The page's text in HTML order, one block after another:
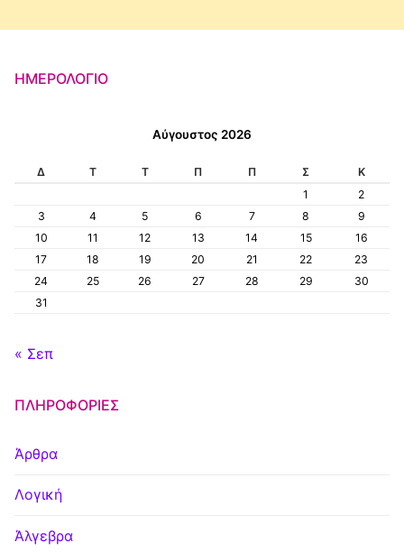
ΗΜΕΡΟΛΌΓΙΟ
Αύγουστος 2026
Δ Τ Τ Π Π Σ
Κ
1
2
3
4 5 6 7 8
9
10
11 12 13 14 15
16
17
18 19 20 21 22
23
24
25 26 27 28 29
30
31
« Σεπ
ΠΛΗΡΟΦΟΡΊΕΣ
Άρθρα
Λογική
Άλγεβρα